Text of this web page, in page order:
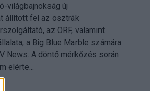
világbajnokság új
állított fel az osztrák
az ORF, valamint
a Big Blue Marble számára
News. A döntő mérkőzés során
elérte...